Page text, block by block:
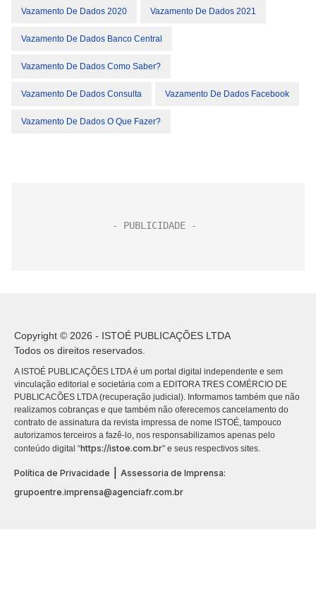
Vazamento De Dados 2020 Vazamento De Dados 2021
Vazamento De Dados Banco Central
Vazamento De Dados Como Saber?
Vazamento De Dados Consulta Vazamento De Dados Facebook
Vazamento De Dados O Que Fazer?
Copyright © 2026 - ISTOÉ PUBLICAÇÕES LTDA
Todos os direitos reservados.
A ISTOÉ PUBLICAÇÕES LTDA é um portal digital independente e sem
vinculação editorial e societária com a EDITORA TRES COMÉRCIO DE
PUBLICACÕES LTDA (recuperação judicial). Informamos também que não
realizamos cobranças e que também não oferecemos cancelamento do
contrato de assinatura da revista impressa de nome ISTOÉ, tampouco
autorizamos terceiros a fazê-lo, nos responsabilizamos apenas pelo
conteúdo digital “https://istoe.com.br” e seus respectivos sites.
Política de Privacidade
Assessoria de Imprensa:
grupoentre.imprensa@agenciafr.com.br